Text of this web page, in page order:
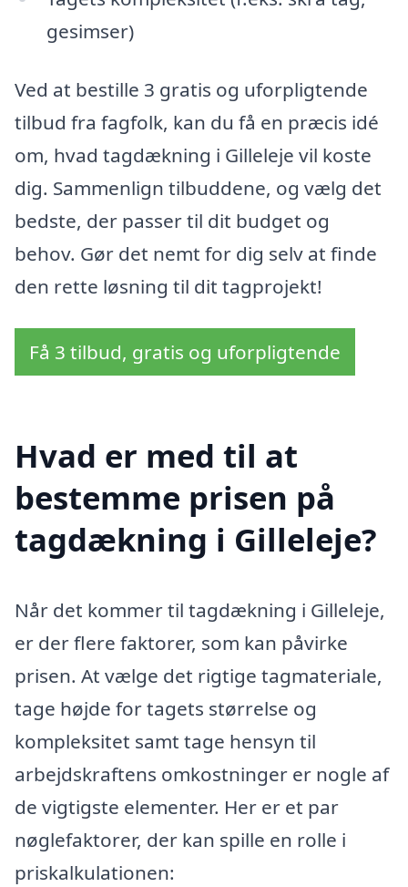
gesimser)
Ved at bestille 3 gratis og uforpligtende
tilbud fra fagfolk, kan du få en præcis idé
om, hvad tagdækning i Gilleleje vil koste
dig. Sammenlign tilbuddene, og vælg det
bedste, der passer til dit budget og
behov. Gør det nemt for dig selv at finde
den rette løsning til dit tagprojekt!
Få 3 tilbud, gratis og uforpligtende
Hvad er med til at
bestemme prisen på
tagdækning i Gilleleje?
Når det kommer til tagdækning i Gilleleje,
er der flere faktorer, som kan påvirke
prisen. At vælge det rigtige tagmateriale,
tage højde for tagets størrelse og
kompleksitet samt tage hensyn til
arbejdskraftens omkostninger er nogle af
de vigtigste elementer. Her er et par
nøglefaktorer, der kan spille en rolle i
priskalkulationen: